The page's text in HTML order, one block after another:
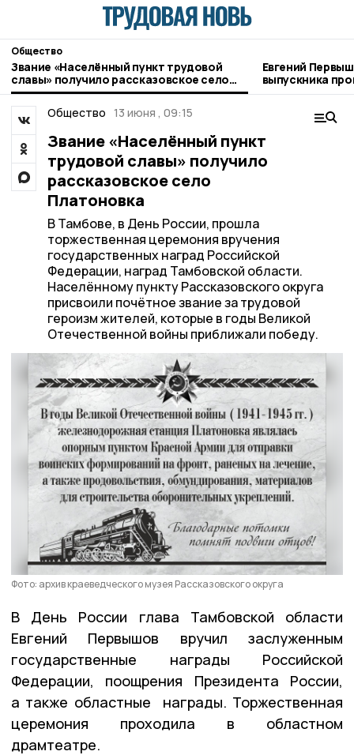
Общество
Звание «Населённый пункт трудовой
славы» получило рассказовское село
Платоновка
Евгений
выпускника
Тамбовщины»
Общество 13 июня , 09:15
Звание «Населённый пункт
трудовой славы» получило
рассказовское село
Платоновка
В Тамбове, в День России, прошла
торжественная церемония вручения
государственных наград Российской
Федерации, наград Тамбовской области.
Населённому пункту Рассказовского округа
присвоили почётное звание за трудовой
героизм жителей, которые в годы Великой
Отечественной войны приближали победу.
Фото: архив краеведческого музея Рассказовского округа
В День России глава Тамбовской области
Евгений Первышов вручил заслуженным
государственные награды Российской
Федерации, поощрения Президента России,
а также областные награды. Торжественная
церемония проходила в областном
драмтеатре.